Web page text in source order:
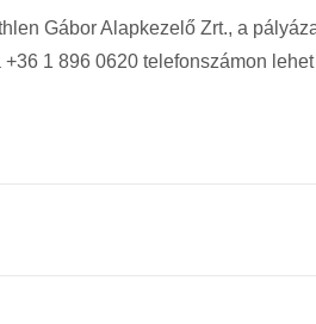
Gábor Alapkezelő Zrt., a
+36 1 896 0620 telefonszámon